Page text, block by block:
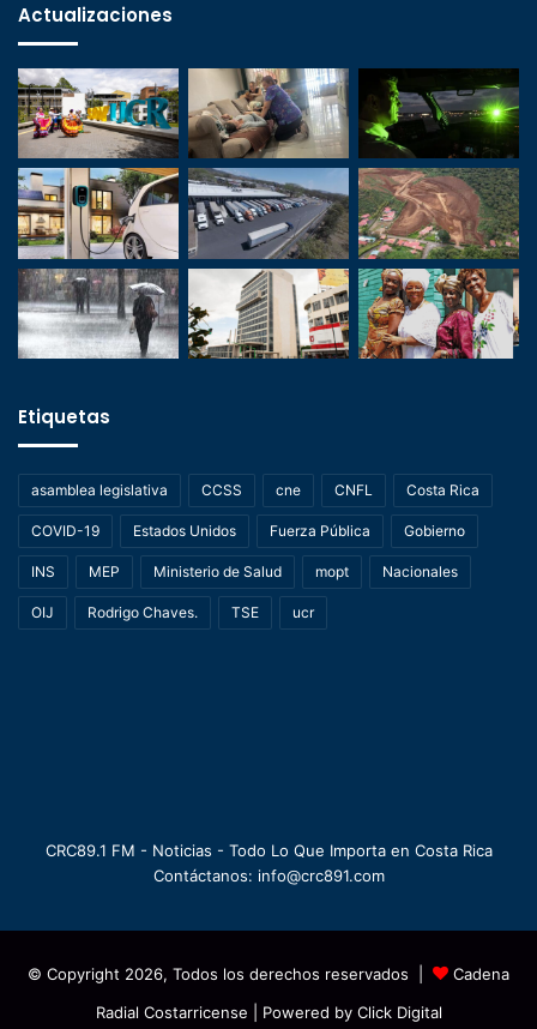
Actualizaciones
Etiquetas
asamblea legislativa CCSS cne CNFL Costa Rica
COVID-19 Estados Unidos Fuerza Pública Gobierno
INS MEP Ministerio de Salud mopt Nacionales
OIJ Rodrigo Chaves. TSE ucr
CRC89.1 FM - Noticias - Todo Lo Que Importa en Costa Rica
Contáctanos: info@crc891.com
© Copyright 2026, Todos los derechos reservados |
Cadena
Radial Costarricense | Powered by Click Digital